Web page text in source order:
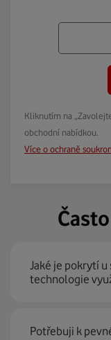
Kliknutím na
obchodní nabídkou.
Více o ochraně
Jaké je pokrytí
technologie
Pevný internet
Potřebuji k